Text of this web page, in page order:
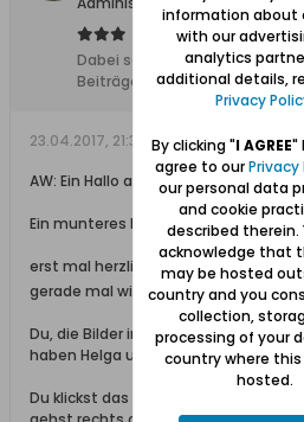
Dabei seit:
11.02.2008
Beiträge:
4854
23.04.2017, 21:34
AW: Ein Hallo an Helga und Beate
Ein munteres Hallo zurück an Dich
erst mal herzlichen Dank für die
gerade mal wieder in Danzig...
Du, die Bilder in Deinen Alben kannst
haben Helga und ich keinen Zugriff
Du klickst das entsprechende Album
information about
with our
analytics
additional details,
Privacy
By clicking "I AGREE"
agree to ourPrivacy
our personal data
and cookie
described therein.
acknowledge that
may be hosted
country and you
collection,
processing of your
country where
hosted.